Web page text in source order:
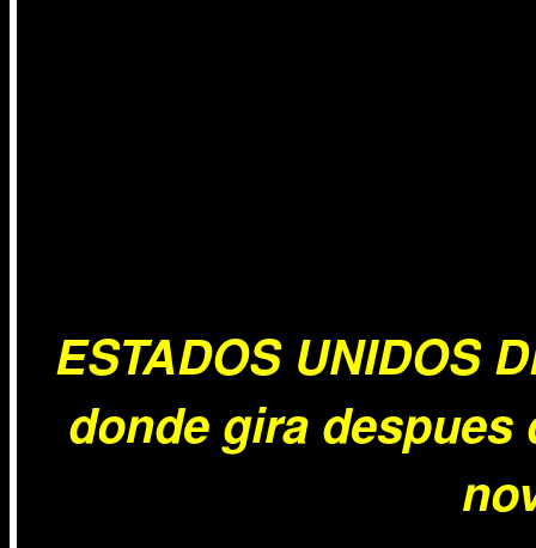
ESTADOS UNIDOS
donde gira despues